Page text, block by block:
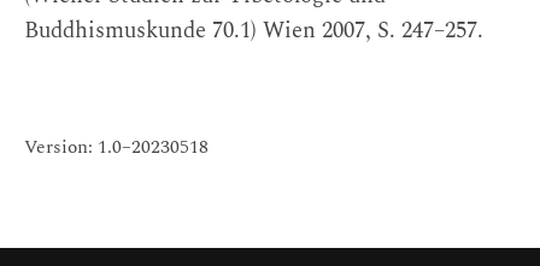
Buddhismuskunde 70.1) Wien 2007, S. 247–257.
Version: 1.0–20230518